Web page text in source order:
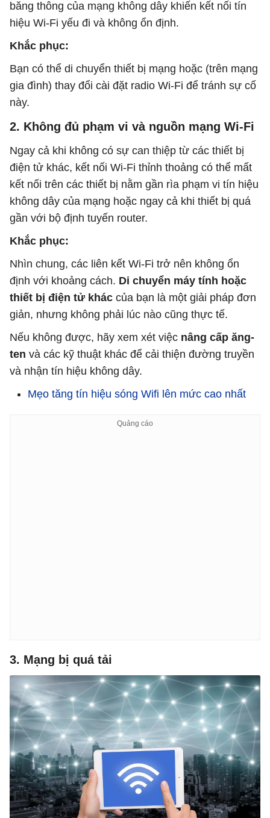
băng thông của mạng không dây khiến kết nối tín
hiệu Wi-Fi yếu đi và không ổn định.
Khắc phục:
Bạn có thể di chuyển thiết bị mạng hoặc (trên mạng
gia đình) thay đổi cài đặt radio Wi-Fi để tránh sự cố
này.
2. Không đủ phạm vi và nguồn mạng Wi-Fi
Ngay cả khi không có sự can thiệp từ các thiết bị
điện tử khác, kết nối Wi-Fi thỉnh thoảng có thể mất
kết nối trên các thiết bị nằm gần rìa phạm vi tín hiệu
không dây của mạng hoặc ngay cả khi thiết bị quá
gần với bộ định tuyến router.
Khắc phục:
Nhìn chung, các liên kết Wi-Fi trở nên không ổn
định với khoảng cách. Di chuyển máy tính hoặc
thiết bị điện tử khác của bạn là một giải pháp đơn
giản, nhưng không phải lúc nào cũng thực tế.
Nếu không được, hãy xem xét việc nâng cấp ăng-
ten và các kỹ thuật khác để cải thiện đường truyền
và nhận tín hiệu không dây.
Mẹo tăng tín hiệu sóng Wifi lên mức cao nhất
3. Mạng bị quá tải